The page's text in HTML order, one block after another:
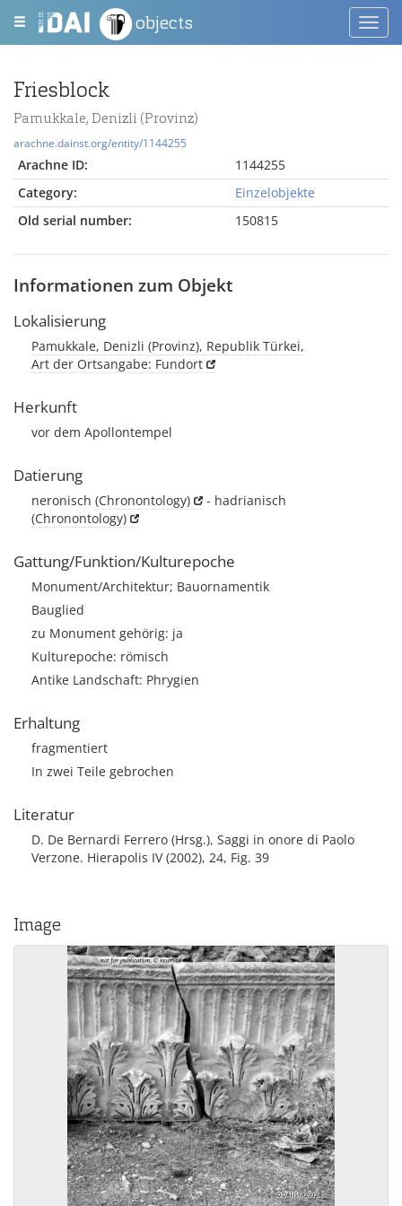
objects
Friesblock
Pamukkale, Denizli (Provinz)
arachne.dainst.org/entity/1144255
Arachne ID:
1144255
Category:
Einzelobjekte
Old serial number:
150815
Informationen zum Objekt
Lokalisierung
Pamukkale, Denizli (Provinz), Republik Türkei,
Art der Ortsangabe: Fundort
Herkunft
vor dem Apollontempel
Datierung
neronisch (Chronontology)
- hadrianisch
(Chronontology)
Gattung/Funktion/Kulturepoche
Monument/Architektur; Bauornamentik
Bauglied
zu Monument gehörig: ja
Kulturepoche: römisch
Antike Landschaft: Phrygien
Erhaltung
fragmentiert
In zwei Teile gebrochen
Literatur
D. De Bernardi Ferrero (Hrsg.), Saggi in onore di Paolo
Verzone. Hierapolis IV (2002), 24, Fig. 39
Image